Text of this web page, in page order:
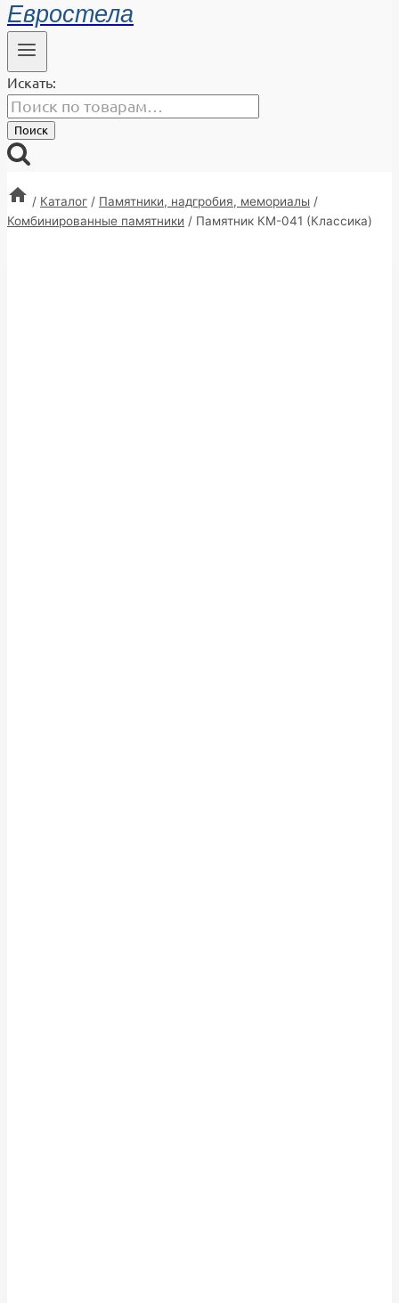
Евростела
Искать:
Поиск
/ Каталог / Памятники, надгробия, мемориалы /
Комбинированные памятники / Памятник КМ-041 (Классика)